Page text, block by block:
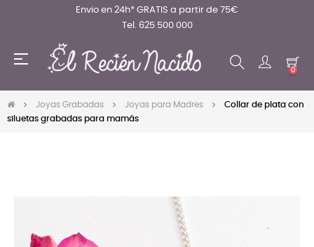
Envio en 24h* GRATIS a partir de 75€
Tel. 625 500 000
Navegación
☰
0
Joyas Grabadas Joyas para Madres
Collar de plata con
siluetas grabadas para mamás